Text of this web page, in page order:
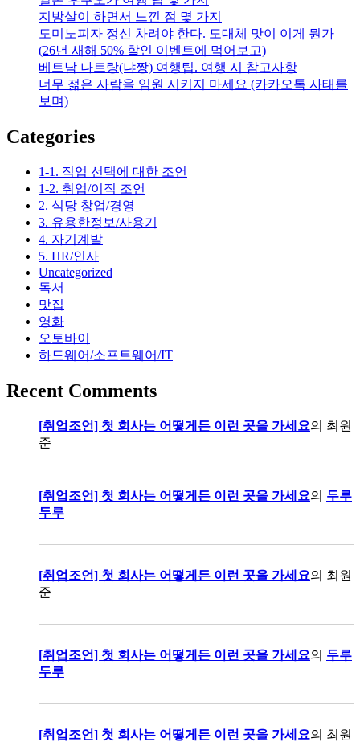
지방살이 하면서 느낀 점 몇 가지
도미노피자 정신 차려야 한다. 도대체 맛이 이게 뭔가
(26년 새해 50% 할인 이벤트에 먹어보고)
베트남 나트랑(냐짱) 여행팁. 여행 시 참고사항
너무 젊은 사람을 임원 시키지 마세요 (카카오톡 사태를
보며)
Categories
1-1. 직업 선택에 대한 조언
1-2. 취업/이직 조언
2. 식당 창업/경영
3. 유용한정보/사용기
4. 자기계발
5. HR/인사
Uncategorized
독서
맛집
영화
오토바이
하드웨어/소프트웨어/IT
Recent Comments
[취업조언] 첫 회사는 어떻게든 이런 곳을 가세요의 최원
준
[취업조언] 첫 회사는 어떻게든 이런 곳을 가세요의 두루
두루
[취업조언] 첫 회사는 어떻게든 이런 곳을 가세요의 최원
준
[취업조언] 첫 회사는 어떻게든 이런 곳을 가세요의 두루
두루
[취업조언] 첫 회사는 어떻게든 이런 곳을 가세요의 최원